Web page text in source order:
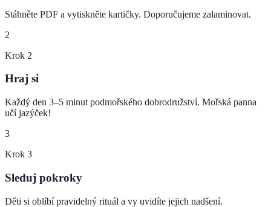
Stáhněte PDF a vytiskněte kartičky. Doporučujeme zalaminovat.
2
Krok 2
Hraj si
Každý den 3–5 minut podmořského dobrodružství. Mořská panna
učí jazýček!
3
Krok 3
Sleduj pokroky
Děti si oblíbí pravidelný rituál a vy uvidíte jejich nadšení.